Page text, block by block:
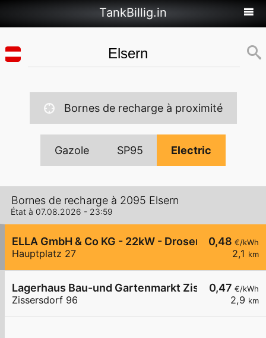
TankBillig.in
Bornes de recharge à proximité
Gazole SP95 Electric
Bornes de recharge à 2095 Elsern
État à 07.08.2026 - 23:59
0,48 €/kWh
2,1 km
ELLA GmbH & Co KG - 22kW - Drosendorf -
Hauptplatz 27
0,47 €/kWh
2,9 km
Lagerhaus Bau-und Gartenmarkt Zissersdorf bei
Zissersdorf 96